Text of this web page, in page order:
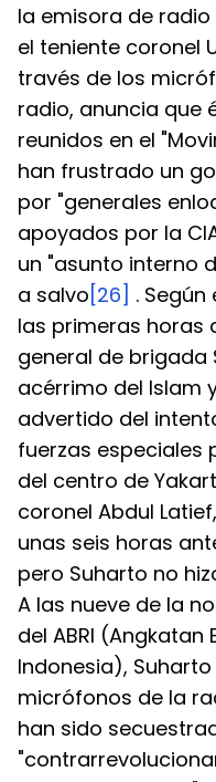
la emisora de radio
el teniente coronel
través de los
radio, anuncia que
reunidos en el
han frustrado un
por "generales
apoyados por la
un "asunto interno
a salvo [26] .
las primeras horas
general de brigada
acérrimo del Islam
advertido del
fuerzas especiales
del centro de
coronel Abdul
unas seis horas
pero Suharto no
A las nueve de la
del ABRI (Angkatan
Indonesia),
micrófonos de la
han sido